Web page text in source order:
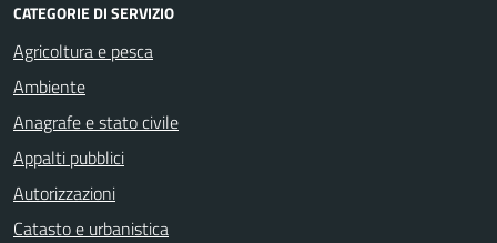
CATEGORIE DI SERVIZIO
Agricoltura e pesca
Ambiente
Anagrafe e stato civile
Appalti pubblici
Autorizzazioni
Catasto e urbanistica